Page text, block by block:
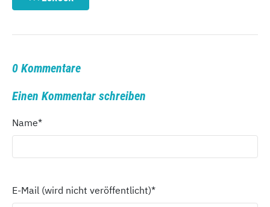
0 Kommentare
Einen Kommentar schreiben
Name*
E-Mail (wird nicht veröffentlicht)*